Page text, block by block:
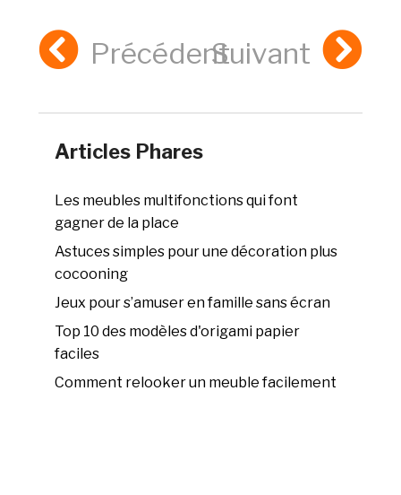
PrécédentSuivant
Articles Phares
Les meubles multifonctions qui font
gagner de la place
Astuces simples pour une décoration plus
cocooning
Jeux pour s’amuser en famille sans écran
Top 10 des modèles d'origami papier
faciles
Comment relooker un meuble facilement